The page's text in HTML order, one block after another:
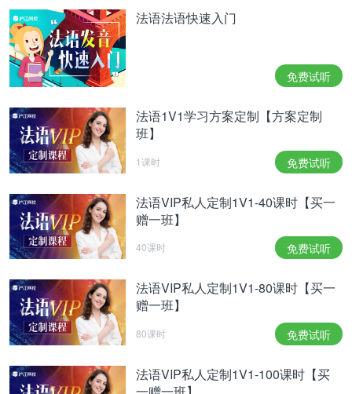
vous affichez des bonnes joues de poupée russe !
问题所在：你刷腮红的时候太大力了，结果脸颊红得
跟俄罗斯套娃一样。
Les astuces du pro : Estompez le blush en
effectuant 2 à 3 allers-retours sur vos joues à l'aide
d'un pinceau plat imprégné de votre poudre
compacte (de la même teinte que votre épiderme).
Cette superposition va l'adoucir et l'éclaircir. Si c'est
un blush crème, ajoutez un soupçon de fond de
teint pour atténuer la couleur.
妙招：用一个平粉底刷沾满固状粉底（跟你肤色一致
的色号）在你的脸颊上来回刷两三次，让腮红自然晕
染开来。这样可以柔化提亮妆容。如果用的是腮红霜
的话，加一点点粉底液让妆容更服帖。
Le produit SOS : Poudre Compacte Matifiante, 12 g,
Essence, 3,79 €
救星化妆品：Matifiante粉饼，12克，Essence，
法语法语快速入门
免费试听
法语1V1学习方案定制【方案定制
班】
1课时 免费试听
法语VIP私人定制1V1-40课时【买一
赠一班】
40课时 免费试听
法语VIP私人定制1V1-80课时【买一
赠一班】
80课时 免费试听
法语VIP私人定制1V1-100课时【买